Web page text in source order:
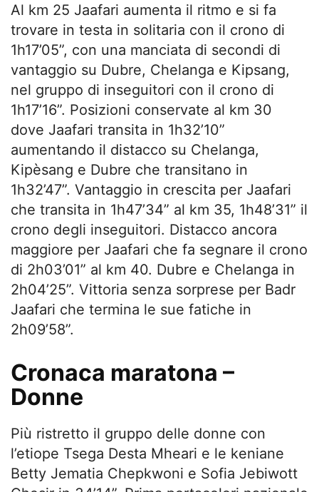
Al km 25 Jaafari aumenta il ritmo e si fa
trovare in testa in solitaria con il crono di
1h17’05”, con una manciata di secondi di
vantaggio su Dubre, Chelanga e Kipsang,
nel gruppo di inseguitori con il crono di
1h17’16”. Posizioni conservate al km 30
dove Jaafari transita in 1h32’10”
aumentando il distacco su Chelanga,
Kipèsang e Dubre che transitano in
1h32’47”. Vantaggio in crescita per Jaafari
che transita in 1h47’34” al km 35, 1h48’31” il
crono degli inseguitori. Distacco ancora
maggiore per Jaafari che fa segnare il crono
di 2h03’01” al km 40. Dubre e Chelanga in
2h04’25”. Vittoria senza sorprese per Badr
Jaafari che termina le sue fatiche in
2h09’58”.
Cronaca maratona –
Donne
Più ristretto il gruppo delle donne con
l’etiope Tsega Desta Mheari e le keniane
Betty Jematia Chepkwoni e Sofia Jebiwott